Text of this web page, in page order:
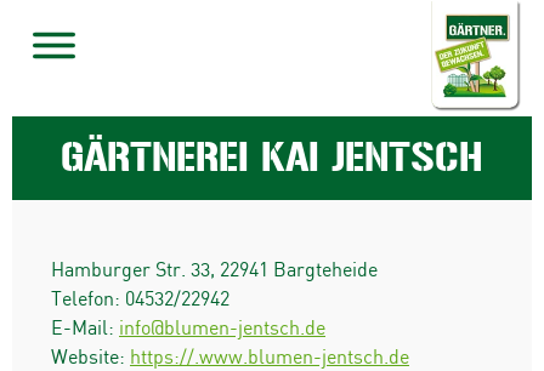
GÄRTNEREI KAI JENTSCH
Hamburger Str. 33, 22941 Bargteheide
Telefon: 04532/22942
E-Mail: info@blumen-jentsch.de
Website: https://.www.blumen-jentsch.de